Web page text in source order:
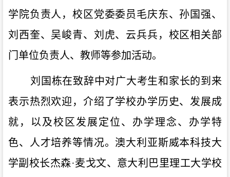
学院负责人，校区 党委委员毛庆东、孙国强、
刘西奎、吴峻青、刘虎、云兵兵，校区相关部
门单位负责人、教师等参加活动。
刘国栋在致辞中对广大考生和家长的到来
表示热烈欢迎，介绍了学校办学历史、发展成
就，以及校区发展定位、办学理念、办学特
色、 人才培养等情况。 澳大利亚斯威本科技大
学副校长杰森·麦戈文、意大利巴里理工大学校